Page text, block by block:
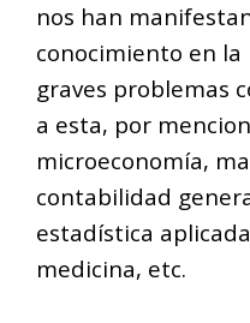
nos han
conocimiento en
graves problemas
a esta, por
microeconomía,
contabilidad
estadística
medicina, etc.